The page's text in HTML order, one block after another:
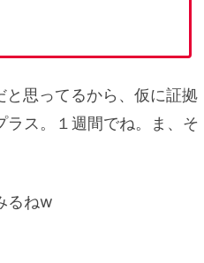
思ってるから、仮に証拠
ス。１週間でね。ま、そ
るねw